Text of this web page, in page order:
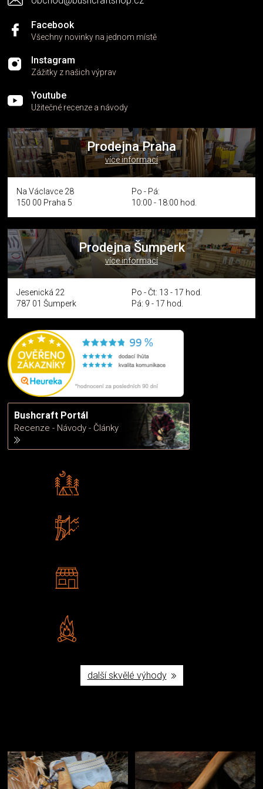
Facebook
Všechny novinky na jednom místě
Instagram
Zážitky z našich výprav
Youtube
Užitečné recenze a návody
Prodejna Praha
více informací
Na Václavce 28
150 00 Praha 5
Po - Pá:
10:00 - 18:00 hod.
Prodejna Šumperk
více informací
Jesenická 22
787 01 Šumperk
Po - Čt: 13 - 17 hod.
Pá: 9 - 17 hod.
Bushcraft Portál
Recenze - Návody - Články
další skvělé výhody